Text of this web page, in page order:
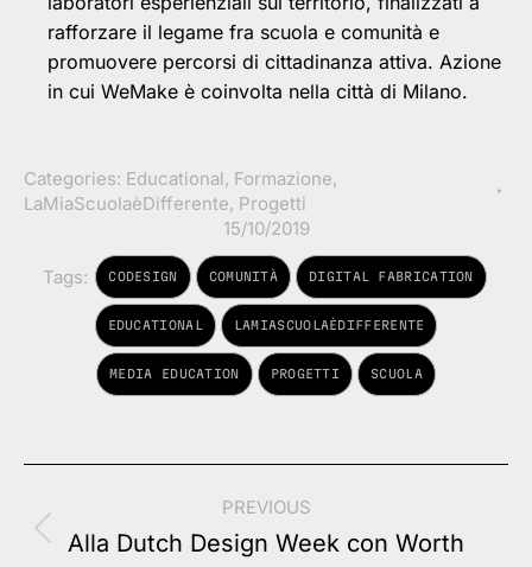
rafforzare il legame fra scuola e comunità e
promuovere percorsi di cittadinanza attiva. Azione
in cui WeMake è coinvolta nella città di Milano.
Categories: Educational, Formazione,
LaMiaScuolaèDifferente, Progetti
15/10/2019
Tags: CODESIGN COMUNITÀ DIGITAL FABRICATION
EDUCATIONAL LAMIASCUOLAÈDIFFERENTE
MEDIA EDUCATION PROGETTI SCUOLA
navigation
PREVIOUS
Previous
Alla Dutch Design Week con Worth